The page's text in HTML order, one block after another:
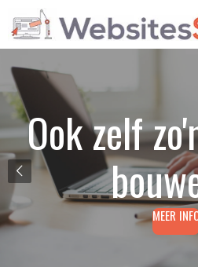
Ga
direct
naar
de
hoofdinhoud
Ook zelf
MEER
Goedkoop
MEER